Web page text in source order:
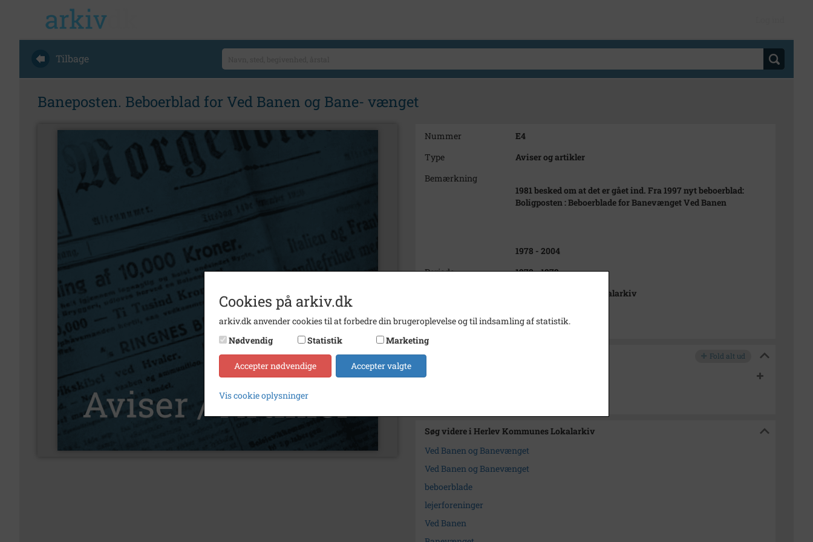
Tilbage
Baneposten. Beboerblad for Ved Banen og Bane- vænget
Nummer
E4
Type
Aviser og artikler
Bemærkning
1981 besked om at det er gået ind. Fra 1997 nyt beboerblad:
Boligposten : Beboerblade for Banevænget Ved Banen
1978 - 2004
Periode
1978 - 1979
Herlev Kommunes Lokalarkiv
Kontakt arkivet
Yderligere indhold Fold alt ud
Baneposten
Søg videre i Herlev Kommunes Lokalarkiv
Ved Banen og Banevænget
Ved Banen og Banevænget
beboerblade
lejerforeninger
Ved Banen
Cookies på arkiv.dk
arkiv.dk anvender cookies til at forbedre din brugeroplevelse og til indsamling af statistik.
Nødvendig
Statistik Marketing
Accepter nødvendige Accepter valgte
Vis cookie oplysninger